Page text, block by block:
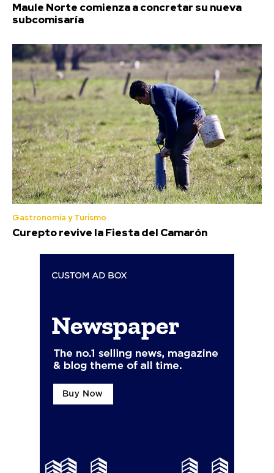
Maule Norte comienza a concretar su nueva
subcomisaría
Gastronomía y Turismo
Curepto revive la Fiesta del Camarón